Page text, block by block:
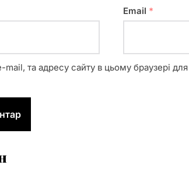
Email *
та адресу сайту в цьому браузері